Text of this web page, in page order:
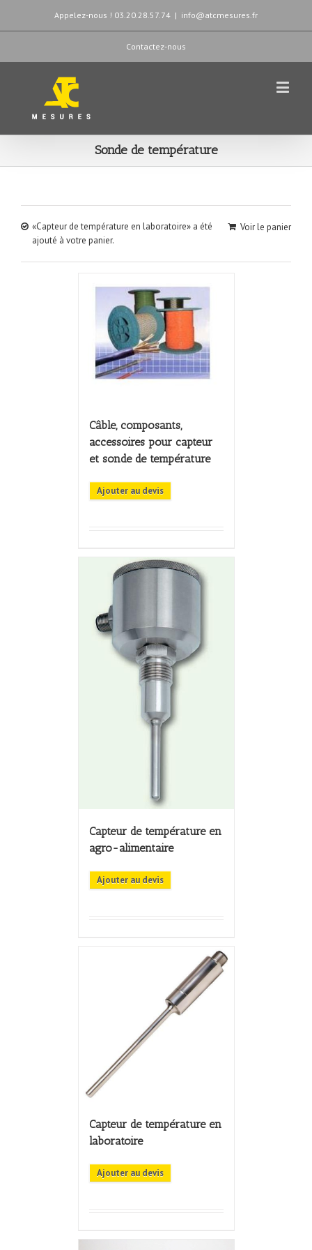
Appelez-nous ! 03.20.28.57.74 | info@atcmesures.fr
Contactez-nous
Sonde de température
Voir le panier
«Capteur de température en laboratoire» a été
ajouté à votre panier.
Câble, composants,
accessoires pour capteur
et sonde de température
Ajouter au devis
Capteur de température en
agro-alimentaire
Ajouter au devis
Capteur de température en
laboratoire
Ajouter au devis